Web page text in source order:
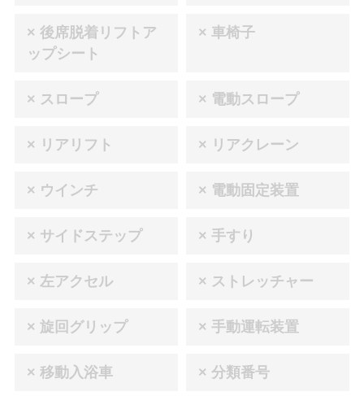
× 後席脱着リフトア
ップシート
× 車椅子
× スロープ × 電動スロープ
× リアリフト × リアクレーン
× ウインチ × 電動固定装置
× サイドステップ × 手すり
× 左アクセル × ストレッチャー
× 旋回グリップ × 手動運転装置
× 移動入浴車 × 分類番号